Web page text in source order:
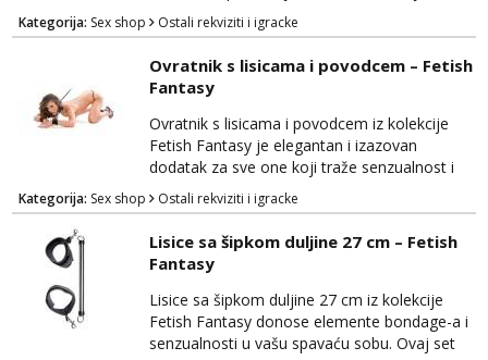
uzbuđenja. Ovaj set omogućava vam da
istražujete nove razine uživanja i strasti u
svojim intimnim trenucima. Stezaljke su
izrađene od visokokvalitetnog materijala koji
je siguran za tijelo i nježan na dodir, pružajući
udobnost tijekom korištenja. One su dizajnir...
Kategorija: Sex shop Ostali rekviziti i igracke
Ovratnik s lisicama i povodcem – Fetish
Fantasy
Ovratnik s lisicama i povodcem iz kolekcije
Fetish Fantasy je elegantan i izazovan
dodatak za sve one koji traže senzualnost i
dominaciju u svojim intimnim trenucima. Ovaj
set omogućuje vam da istražite svijet BDSM-
a i pruža vam priliku za dominaciju ili predaju,
ovisno o vašim sklonostima. Ovratnik je
izrađen od visokokvalitetnog materijala koji je
siguran za tijelo i udoban za nošenje. Prilag...
Kategorija: Sex shop Ostali rekviziti i igracke
Lisice sa šipkom duljine 27 cm – Fetish
Fantasy
Lisice sa šipkom duljine 27 cm iz kolekcije
Fetish Fantasy donose elemente bondage-a i
senzualnosti u vašu spavaću sobu. Ovaj set